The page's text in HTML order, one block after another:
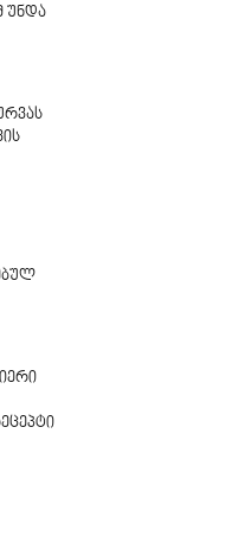
უნდა